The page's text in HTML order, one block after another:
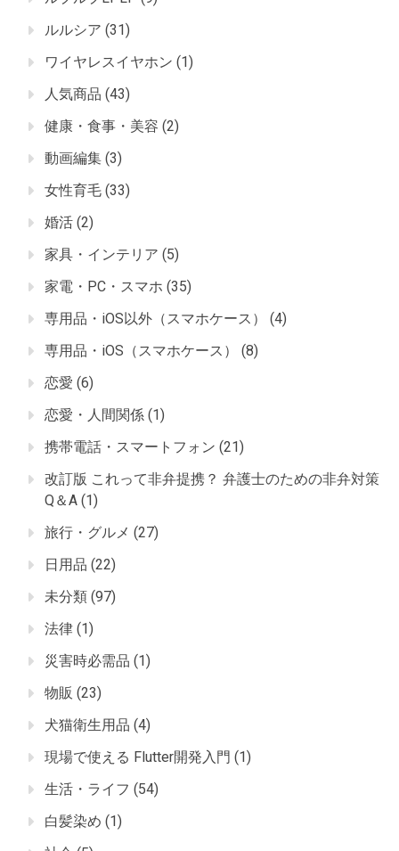
ルルシア (31)
ワイヤレスイヤホン (1)
人気商品 (43)
健康・食事・美容 (2)
動画編集 (3)
女性育毛 (33)
婚活 (2)
家具・インテリア (5)
家電・PC・スマホ (35)
専用品・iOS以外（スマホケース）
(4)
専用品・iOS（スマホケース）
(8)
恋愛 (6)
恋愛・人間関係 (1)
携帯電話・スマートフォン (21)
改訂版 これって非弁提携？ 弁護士のための非弁対策
Q＆A (1)
旅行・グルメ (27)
日用品 (22)
未分類 (97)
法律 (1)
災害時必需品 (1)
物販 (23)
犬猫衛生用品 (4)
現場で使える Flutter開発入門 (1)
生活・ライフ (54)
白髪染め (1)